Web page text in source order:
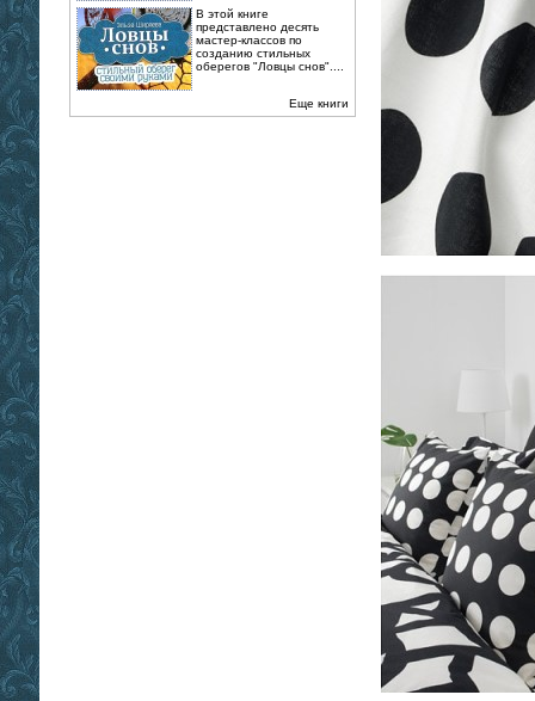
В этой книге
представлено десять
мастер-классов по
созданию стильных
оберегов "Ловцы снов"....
Еще книги